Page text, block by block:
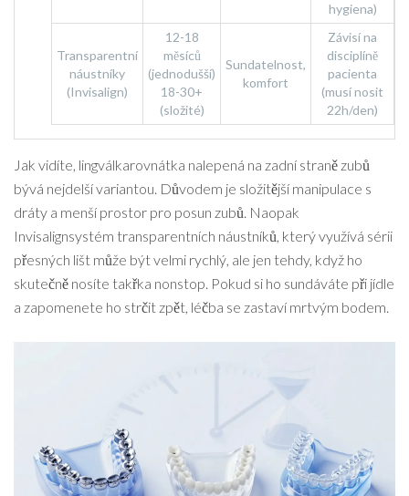
hygiena)
Transparentní
náustníky
(Invisalign)
12-18
měsíců
(jednodušší)
18-30+
(složité)
Sundatelnost,
komfort
Závisí na
disciplíně
pacienta
(musí nosit
22h/den)
Jak vidíte, lingválkarovnátka nalepená na zadní straně zubů
bývá nejdelší variantou. Důvodem je složitější manipulace s
dráty a menší prostor pro posun zubů. Naopak
Invisalignsystém transparentních náustníků, který využívá sérii
přesných lišt může být velmi rychlý, ale jen tehdy, když ho
skutečně nosíte takřka nonstop. Pokud si ho sundáváte při jídle
a zapomenete ho strčit zpět, léčba se zastaví mrtvým bodem.